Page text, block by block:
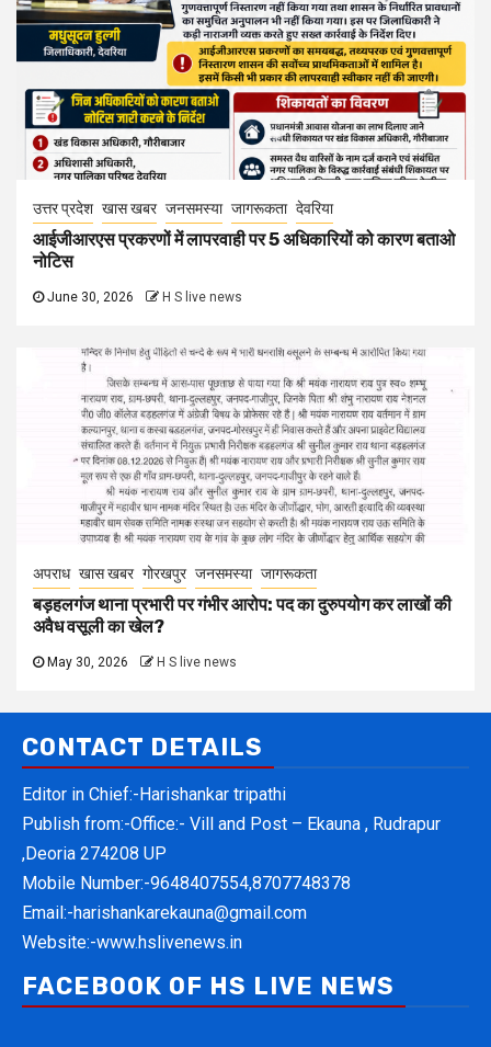
उत्तर प्रदेश खास खबर जनसमस्या जागरूकता देवरिया
आईजीआरएस प्रकरणों में लापरवाही पर 5 अधिकारियों को कारण बताओ
नोटिस
June 30, 2026 H S live news
अपराध खास खबर गोरखपुर जनसमस्या जागरूकता
बड़हलगंज थाना प्रभारी पर गंभीर आरोप: पद का दुरुपयोग कर लाखों की
अवैध वसूली का खेल?
May 30, 2026 H S live news
CONTACT DETAILS
Editor in Chief:-Harishankar tripathi
Publish from:-Office:- Vill and Post – Ekauna , Rudrapur
,Deoria 274208 UP
Mobile Number:-9648407554,8707748378
Email:-harishankarekauna@gmail.com
Website:-www.hslivenews.in
FACEBOOK OF HS LIVE NEWS